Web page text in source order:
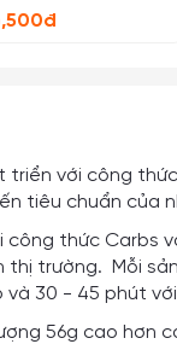
triển với công
tiêu chuẩn của
thức Carbs
trường. Mỗi
và 30 - 45 phút
56g cao hơn